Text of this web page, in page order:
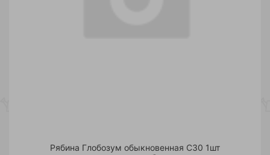
Рябина Глобозум обыкновенная С30 1шт